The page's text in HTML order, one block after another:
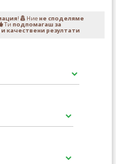
! Ниене споделяме
Ти подпомагаш за
качествени резултати